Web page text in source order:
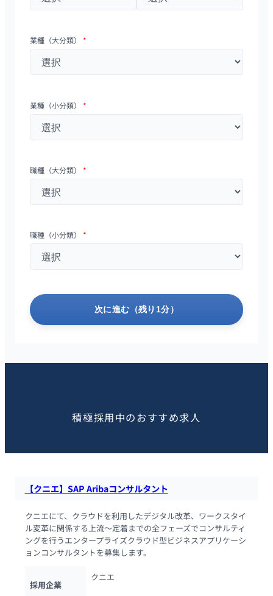
業種（大分類） *
業種（小分類） *
職種（大分類） *
職種（小分類） *
次に進む（残り1分）
積極採用中のおすすめ求人
【クニエ】SAP Aribaコンサルタント
クニエにて、クラウドを利用したデジタル改革、ワークスタイ
ル変革に関係する上流～定着までの全フェーズでコンサルティ
ングを行うエンタープライズクラウド型ビジネスアプリケーシ
ョンコンサルタントを募集します。
採用企業
クニエ